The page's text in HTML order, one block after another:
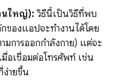
นใหญ่): วิธีนี้เป็นวิธีที่พบ
องแอปจะทำงานได้โดย
มการออกกำลังกาย) แต่จะ
อเชื่อมต่อโทรศัพท์ เช่น
ง่ายขึ้น